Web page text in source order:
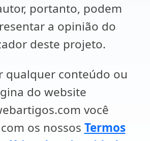
portanto, podem
a opinião do
deste projeto.
qualquer conteúdo ou
do website
você
os nossos Termos